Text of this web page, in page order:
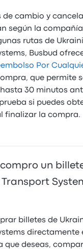
de cambio y
según la
rutas de
Busbud
Por
que permite
30 minutos
si puedes
finalizar la compra.
compro un
billetes de
directamente
que deseas,